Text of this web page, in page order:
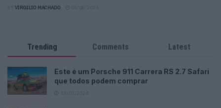
VIRGILIO MACHADO
Trending Comments Latest
Este é um Porsche 911 Carrera RS 2.7 Safari
que todos podem comprar